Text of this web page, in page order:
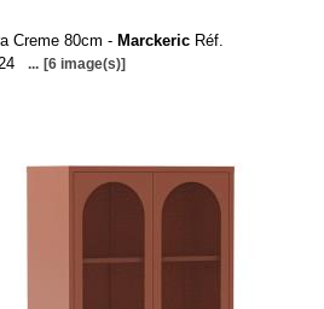
Creme 80cm - Marckeric Réf.
... [6 image(s)]